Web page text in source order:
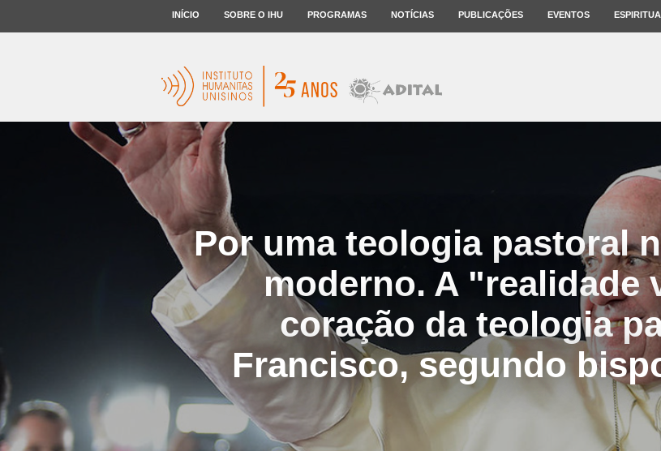
INÍCIO SOBRE O IHU PROGRAMAS NOTÍCIAS PUBLICAÇÕES EVENTOS
Por uma teologia pastoral
moderno. A "realidade
coração da teologia
Francisco, segundo